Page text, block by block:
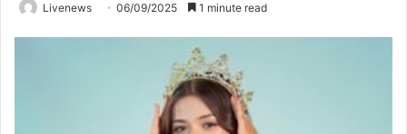
Livenews 06/09/2025 1 minute read